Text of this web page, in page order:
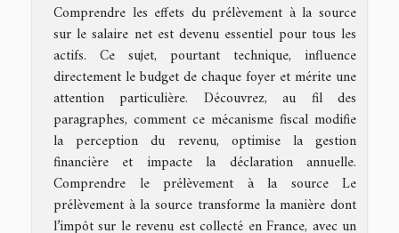
Comprendre les effets du prélèvement à la source
sur le salaire net est devenu essentiel pour tous les
actifs. Ce sujet, pourtant technique, influence
directement le budget de chaque foyer et mérite une
attention particulière. Découvrez, au fil des
paragraphes, comment ce mécanisme fiscal modifie
la perception du revenu, optimise la gestion
financière et impacte la déclaration annuelle.
Comprendre le prélèvement à la source Le
prélèvement à la source transforme la manière dont
l’impôt sur le revenu est collecté en France, avec un